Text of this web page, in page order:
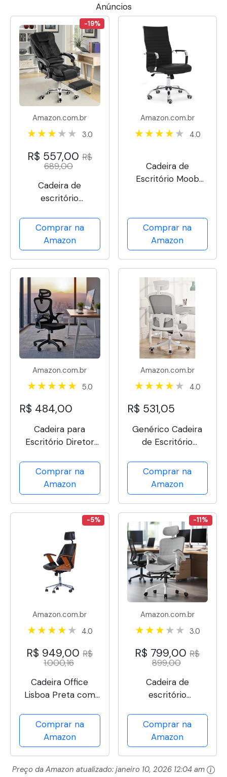
Anúncios
-19%
Amazon.com.br
3.0
R$ 557,00R$
689,00
Cadeira de
escritório
de home office
com apoio para os
pés e encosto
ajustável（Preto）
Comprar na
Amazon
Amazon.com.br
4.0
Cadeira de
Escritório Moob
Encosto
Prolongado e
Função Relax Preta
Comprar na
Amazon
Amazon.com.br
5.0
R$ 484,00
Cadeira para
Escritório Diretor
Mesh (Preto)
Comprar na
Amazon
Amazon.com.br
4.0
R$ 531,05
Genérico Cadeira
de Escritório
Moderno, Design
Ergonômico,
Funções Adjustáveis
Flexíveis, Cinza e
Comprar na
Amazon
-5%
Amazon.com.br
4.0
R$ 949,00R$
1.000,16
Cadeira Office
Lisboa Preta com
Comprar na
Amazon
-11%
Amazon.com.br
3.0
R$ 799,00R$
899,00
Cadeira de
escritório
reclinável até 145°
com apoio para os
pés, almofada de ar,
cabide e apoio de
cabeça ajustável –
Comprar na
Amazon
Preço da Amazon atualizado: janeiro 10, 2026 12:04 am